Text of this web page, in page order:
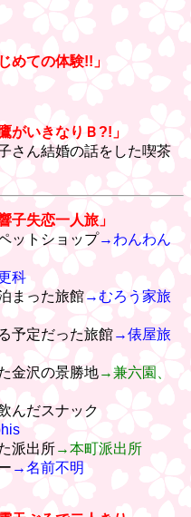
めての体験!!」
がいきなりＢ?!」
さん結婚の話をした喫茶
失恋一人旅」
ットショップ→わんわん
科
まった旅館→むろう家旅
予定だった旅館→俵屋旅
金沢の景勝地→兼六園、
んだスナック
派出所→本町派出所
→名前不明